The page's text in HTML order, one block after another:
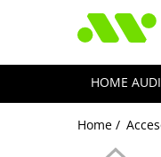
HOME
Home /